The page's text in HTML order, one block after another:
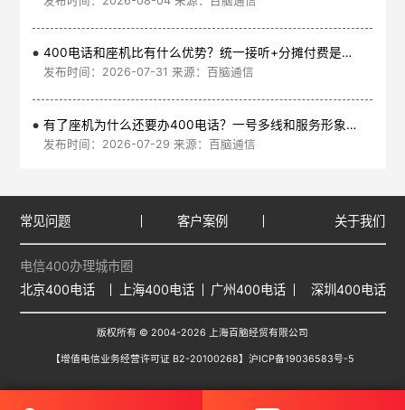
400电话和座机比有什么优势？统一接听+分摊付费是核心
发布时间：2026-07-31 来源：百脑通信
有了座机为什么还要办400电话？一号多线和服务形象是核心
发布时间：2026-07-29 来源：百脑通信
常见问题 客户案例 关于我们
电信400办理城市圈
北京400电话
上海400电话 广州400电话 深圳400电话
版权所有 © 2004-2026 上海百脑经贸有限公司
【增值电信业务经营许可证 B2-20100268】 沪ICP备19036583号-5